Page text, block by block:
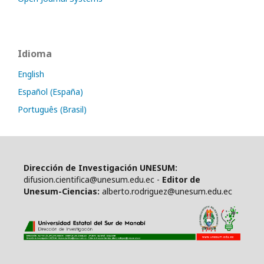
Idioma
English
Español (España)
Português (Brasil)
Dirección de Investigación UNESUM:
difusion.cientifica@unesum.edu.ec - Editor de
Unesum-Ciencias: alberto.rodriguez@unesum.edu.ec